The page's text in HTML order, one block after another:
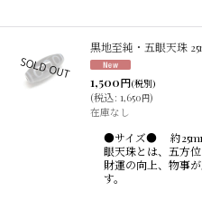
黒地至純・五眼天珠
1,500円(税別)
(税込: 1,650円)
在庫なし
●サイズ● 約
眼天珠とは、五方
財運の向上、物事
す。